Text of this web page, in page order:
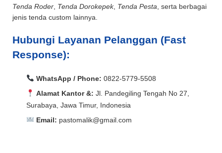
Tenda Roder Tenda Dorokepek, Tenda Pesta , serta berbagai
jenis tenda custom lainnya.
Hubungi Layanan Pelanggan (Fast
Response):
WhatsApp / Phone: 0822-5779-5508
Alamat Kantor &: Jl. Pandegiling Tengah No 27,
Surabaya, Jawa Timur, Indonesia
Email: pastomalik@gmail.com